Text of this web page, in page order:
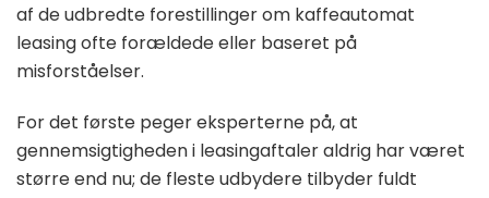
af de udbredte forestillinger om kaffeautomat
leasing ofte forældede eller baseret på
misforståelser.
For det første peger eksperterne på, at
gennemsigtigheden i leasingaftaler aldrig har været
større end nu; de fleste udbydere tilbyder fuldt